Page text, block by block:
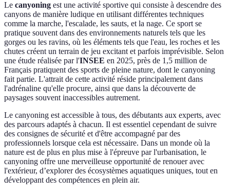
Le canyoning est une activité sportive qui consiste à descendre des
canyons de manière ludique en utilisant différentes techniques
comme la marche, l'escalade, les sauts, et la nage. Ce sport se
pratique souvent dans des environnements naturels tels que les
gorges ou les ravins, où les éléments tels que l'eau, les roches et les
chutes créent un terrain de jeu excitant et parfois imprévisible. Selon
une étude réalisée par l'INSEE en 2025, près de 1,5 million de
Français pratiquent des sports de pleine nature, dont le canyoning
fait partie. L'attrait de cette activité réside principalement dans
l'adrénaline qu'elle procure, ainsi que dans la découverte de
paysages souvent inaccessibles autrement.
Le canyoning est accessible à tous, des débutants aux experts, avec
des parcours adaptés à chacun. Il est essentiel cependant de suivre
des consignes de sécurité et d'être accompagné par des
professionnels lorsque cela est nécessaire. Dans un monde où la
nature est de plus en plus mise à l'épreuve par l'urbanisation, le
canyoning offre une merveilleuse opportunité de renouer avec
l'extérieur, d’explorer des écosystèmes aquatiques uniques, tout en
développant des compétences en plein air.